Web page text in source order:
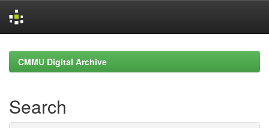
navigationCMMU Digital Archive
Search